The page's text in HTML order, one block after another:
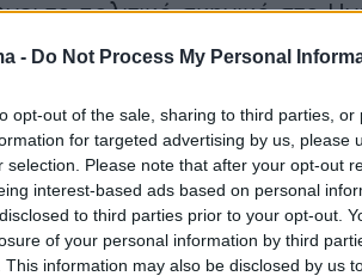
- Do Not Process My Personal
opt-out of the sale, sharing to third parties,
for targeted advertising by us, please
selection. Please note that after your opt-out
interest-based ads based on personal
to third parties prior to your opt-out.
of your personal information by third
This information may also be disclosed by us
το πολιτικό σκηνικό στο
της Αγγλίας, το Reform UK
1.451 περισσότερους
προηγούμενη εκλογική
επίσης τη δύναμή τους
οι Φιλελεύθεροι